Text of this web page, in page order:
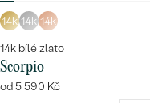
14k 14k 14k
14k bílé zlato
Scorpio
od 5 590 Kč